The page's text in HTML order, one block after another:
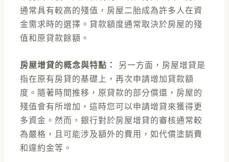
通常具有較高的殘值，房屋二胎成為許多人在資
金需求時的選擇。貸款額度通常取決於房屋的殘
值和原貸款餘額。
房屋增貸的概念與特點：
另一方面，房屋增貸是
指在原有房貸的基礎上，再次申請增加貸款額
度。隨著時間推移，原貸款的部分償還，房屋的
殘值會有所增加，這時您可以申請增貸來獲得更
多資金。然而，銀行對於房屋增貸的審核通常較
為嚴格，且可能涉及額外的費用，如代償塗銷費
和違約金等。